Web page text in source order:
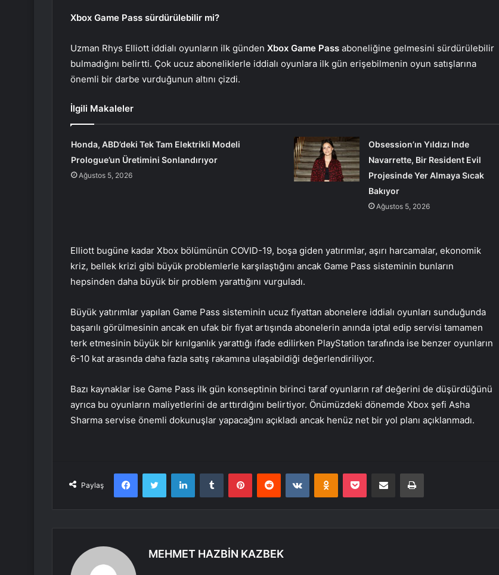
Xbox Game Pass sürdürülebilir mi?
Uzman Rhys Elliott iddialı oyunların ilk günden Xbox Game Pass aboneliğine gelmesini sürdürülebilir
bulmadığını belirtti. Çok ucuz aboneliklerle iddialı oyunlara ilk gün erişebilmenin oyun satışlarına
önemli bir darbe vurduğunun altını çizdi.
İlgili Makaleler
Honda, ABD’deki Tek Tam Elektrikli Modeli
Prologue’un Üretimini Sonlandırıyor
Ağustos 5, 2026
Obsession’ın Yıldızı Inde
Navarrette, Bir Resident Evil
Projesinde Yer Almaya Sıcak
Bakıyor
Ağustos 5, 2026
Elliott bugüne kadar Xbox bölümünün COVID-19, boşa giden yatırımlar, aşırı harcamalar, ekonomik
kriz, bellek krizi gibi büyük problemlerle karşılaştığını ancak Game Pass sisteminin bunların
hepsinden daha büyük bir problem yarattığını vurguladı.
Büyük yatırımlar yapılan Game Pass sisteminin ucuz fiyattan abonelere iddialı oyunları sunduğunda
başarılı görülmesinin ancak en ufak bir fiyat artışında abonelerin anında iptal edip servisi tamamen
terk etmesinin büyük bir kırılganlık yarattığı ifade edilirken PlayStation tarafında ise benzer oyunların
6-10 kat arasında daha fazla satış rakamına ulaşabildiği değerlendiriliyor.
Bazı kaynaklar ise Game Pass ilk gün konseptinin birinci taraf oyunların raf değerini de düşürdüğünü
ayrıca bu oyunların maliyetlerini de arttırdığını belirtiyor. Önümüzdeki dönemde Xbox şefi Asha
Sharma servise önemli dokunuşlar yapacağını açıkladı ancak henüz net bir yol planı açıklanmadı.
Paylaş
FacebookTwitter LinkedInTumblr PinterestReddit VKontakteOdnoklassniki
Pocket E-Posta ile paylaş Yazdır
MEHMET HAZBİN KAZBEK